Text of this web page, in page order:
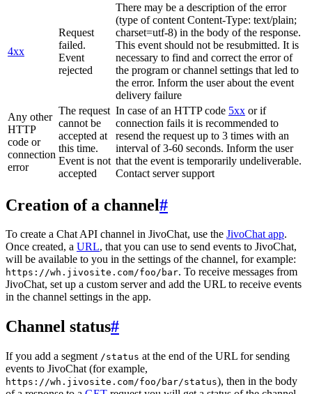
4xx
Request
failed.
Event
rejected
There may be a description of the error
(type of content Content-Type: text/plain;
charset=utf-8) in the body of the response.
This event should not be resubmitted. It is
necessary to find and correct the error of
the program or channel settings that led to
the error. Inform the user about the event
delivery failure
Any other
HTTP
code or
connection
error
The request
cannot be
accepted at
this time.
Event is not
accepted
In case of an HTTP code 5xx or if
connection fails it is recommended to
resend the request up to 3 times with an
interval of 3-60 seconds. Inform the user
that the event is temporarily undeliverable.
Contact server support
Creation of a channel#
To create a Chat API channel in JivoChat, use the JivoChat app.
Once created, a URL, that you can use to send events to JivoChat,
will be available to you in the settings of the channel, for example:
https://wh.jivosite.com/foo/bar. To receive messages from
JivoChat, set up a custom server and add the URL to receive events
in the channel settings in the app.
Channel status#
If you add a segment /status at the end of the URL for sending
events to JivoChat (for example,
https://wh.jivosite.com/foo/bar/status), then in the body